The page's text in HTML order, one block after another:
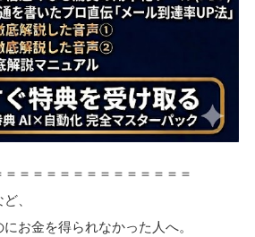
＝＝＝＝＝＝＝＝＝＝＝＝＝
、
お金を得られなかった人へ。